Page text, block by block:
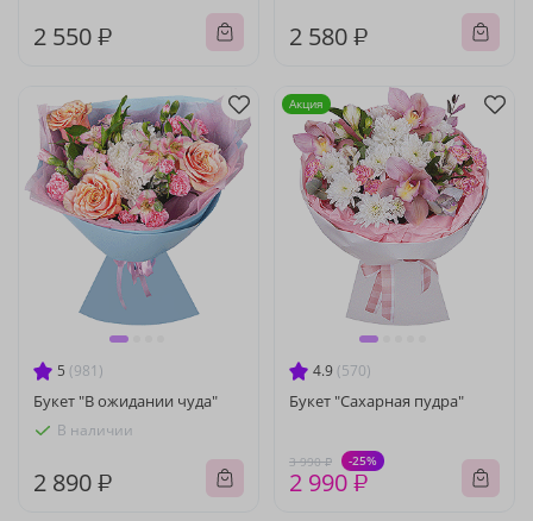
2 550 ₽ 2 580 ₽
5 (981)
Букет "В ожидании чуда"
В наличии
2 890 ₽
4.9 (570)
Букет "Сахарная пудра"
3 990 ₽ -25%
2 990 ₽
Акция